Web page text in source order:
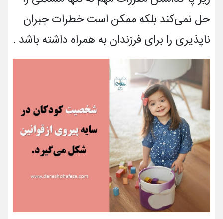
حل نمی‌­کند بلکه ممکن است خطرات جبران
ناپذیری را برای فرزندان به همراه داشته باشد .